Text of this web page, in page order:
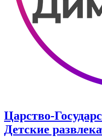
Царство-
Детские